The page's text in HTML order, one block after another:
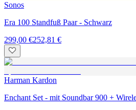
Sonos
Era 100 Standfuß Paar - Schwarz
299,00 €252,81 €
Harman Kardon
Enchant Set - mit Soundbar 900 +